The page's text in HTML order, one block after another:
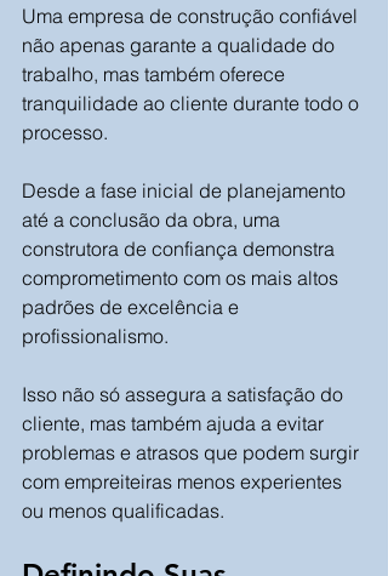
Uma empresa de construção confiável
não apenas garante a qualidade do
trabalho, mas também oferece
tranquilidade ao cliente durante todo o
processo.
Desde a fase inicial de planejamento
até a conclusão da obra, uma
construtora de confiança demonstra
comprometimento com os mais altos
padrões de excelência e
profissionalismo.
Isso não só assegura a satisfação do
cliente, mas também ajuda a evitar
problemas e atrasos que podem surgir
com empreiteiras menos experientes
ou menos qualificadas.